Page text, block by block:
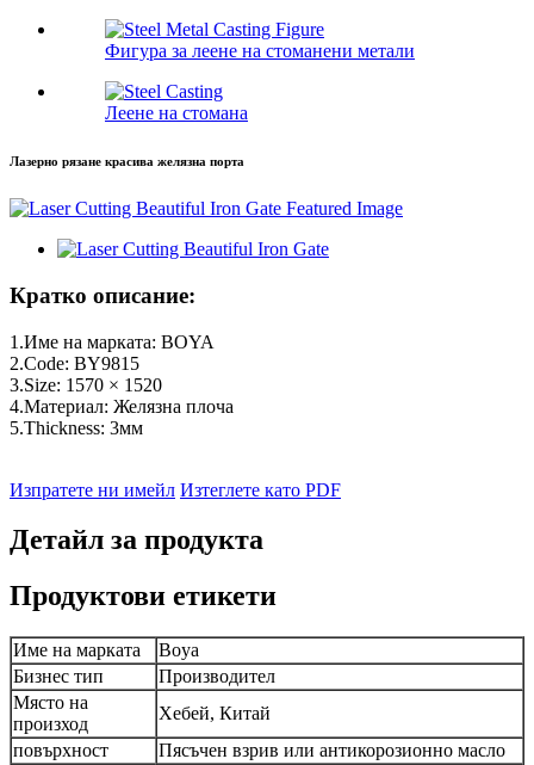
Фигура за леене на стоманени метали
Леене на стомана
Лазерно рязане красива желязна порта
Кратко описание:
1.Име на марката: BOYA
2.Code: BY9815
3.Size: 1570 × 1520
4.Материал: Желязна плоча
5.Thickness: 3мм
Изпратете ни имейл Изтеглете като PDF
Детайл за продукта
Продуктови етикети
Име на марката
Boya
Бизнес тип
Производител
Място на
произход
Хебей, Китай
повърхност
Пясъчен взрив или антикорозионно масло